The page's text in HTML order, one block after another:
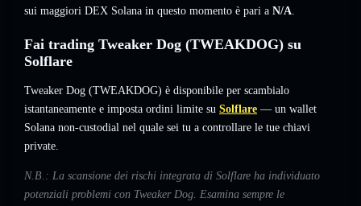
sui maggiori DEX Solana in questo momento è pari a N/A.
Fai trading Tweaker Dog (TWEAKDOG) su
Solflare
Tweaker Dog (TWEAKDOG) è disponibile per scambialo
istantaneamente e imposta ordini limite su Solflare — un wallet
Solana non-custodial nel quale sei tu a controllare le tue chiavi
private.
N.B.: La scansione dei rischi integrata di Solflare ha individuato
potenziali problemi con Tweaker Dog. Esamina sempre le